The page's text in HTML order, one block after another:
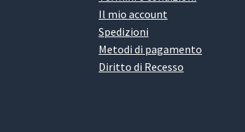
Il mio account
Spedizioni
Metodi di pagamento
Diritto di Recesso